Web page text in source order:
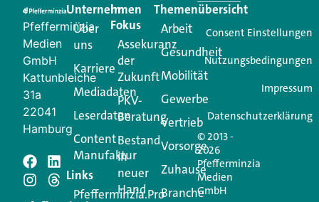
Creator für Ihre Kundenkommunikation. Alles, was
Ihren Vertriebsalltag leichter macht. Mit nur einem
Login.
Jetzt anmelden
Schreiben Sie einen
Pfefferminzia
Medien
GmbH
Kattunbleiche
31a
22041
Hamburg
Unternehmen
Über
uns
Karriere
Mediadaten
Leserdaten
Content
Manufaktur
Links
Pfefferminzia.Pro
Im
Fokus
Assekuranz
der
Zukunft
PKV-
Beratung
Bestand
in
neuer
Hand
Themenübersicht
Arbeit
Gesundheit
Mobilität
Gewerbe
Vertrieb
Vorsorge
Zuhause
Branche
© 2013 -
2026
Pfefferminzia
Medien
GmbH
Consent Einstellungen
Nutzungsbedingungen
Impressum
Datenschutzerklärung